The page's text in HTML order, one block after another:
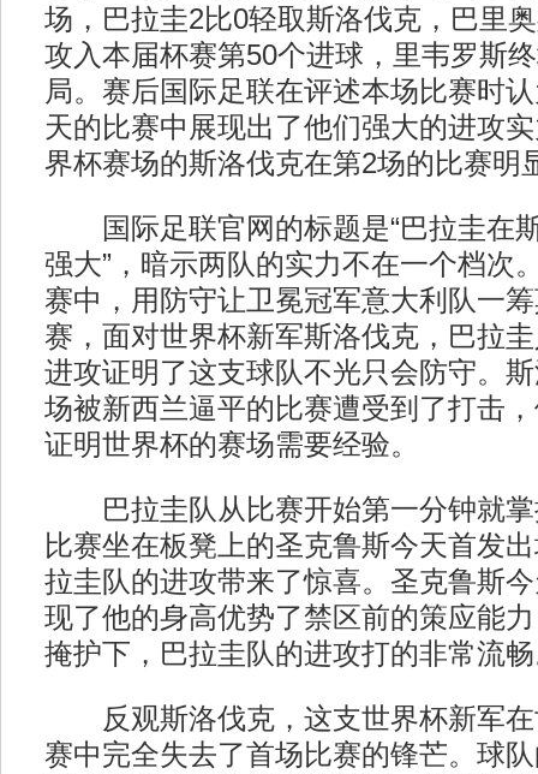
场，巴拉圭2比0轻取斯洛伐克，巴里
攻入本届杯赛第50个进球，里韦罗斯
局。赛后国际足联在评述本场比赛时
天的比赛中展现出了他们强大的进攻
界杯赛场的斯洛伐克在第2场的比赛明
国际足联官网的标题是“巴拉圭在
强大”，暗示两队的实力不在一个档次
赛中，用防守让卫冕冠军意大利队一
赛，面对世界杯新军斯洛伐克，巴拉
进攻证明了这支球队不光只会防守。
场被新西兰逼平的比赛遭受到了打击
证明世界杯的赛场需要经验。
巴拉圭队从比赛开始第一分钟就掌
比赛坐在板凳上的圣克鲁斯今天首发
拉圭队的进攻带来了惊喜。圣克鲁斯
现了他的身高优势了禁区前的策应能
掩护下，巴拉圭队的进攻打的非常流
反观斯洛伐克，这支世界杯新军在
赛中完全失去了首场比赛的锋芒。球